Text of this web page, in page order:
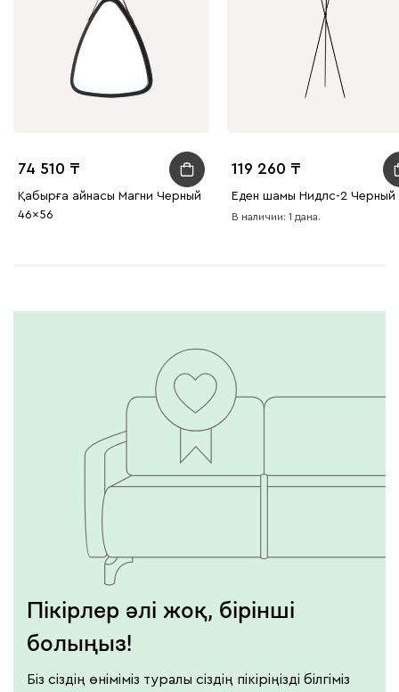
74 510
Қабырға айнасы Магни Черный
46x56
119 260
Еден шамы Нидлс-2 Черный
В наличии: 1 дана.
Пікірлер әлі жоқ, бірінші
болыңыз!
Біз сіздің өніміміз туралы сіздің пікіріңізді білгіміз